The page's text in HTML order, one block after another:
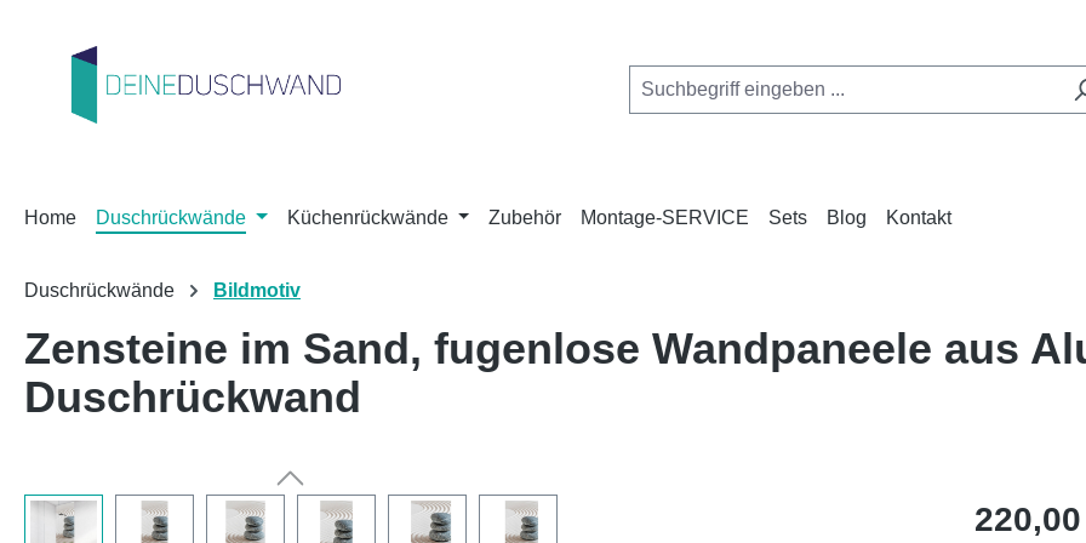
Home Duschrückwände Küchenrückwände Zubehör Montage-SERVICE Sets Blog Kontakt
Duschrückwände Bildmotiv
Zensteine im Sand, fugenlose Wandpaneele aus
Duschrückwand
Regulärer